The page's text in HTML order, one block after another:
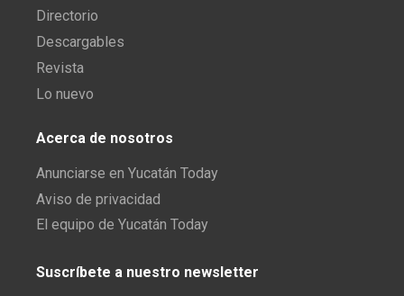
Directorio
Descargables
Revista
Lo nuevo
Acerca de nosotros
Anunciarse en Yucatán Today
Aviso de privacidad
El equipo de Yucatán Today
Suscríbete a nuestro newsletter